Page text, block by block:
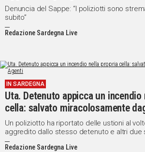
Denuncia del Sappe: “I poliziotti sono
subito”
Redazione Sardegna Live
IN SARDEGNA
Uta. Detenuto appicca un incendio
cella: salvato miracolosamente
Un poliziotto ha riportato delle ustioni al
aggredito dallo stesso detenuto e altri due
intossicati dal fumo
Redazione Sardegna Live